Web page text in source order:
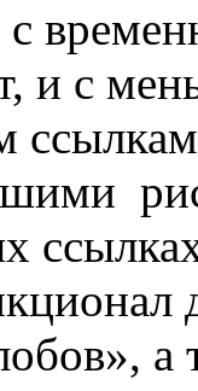
с
и с
а